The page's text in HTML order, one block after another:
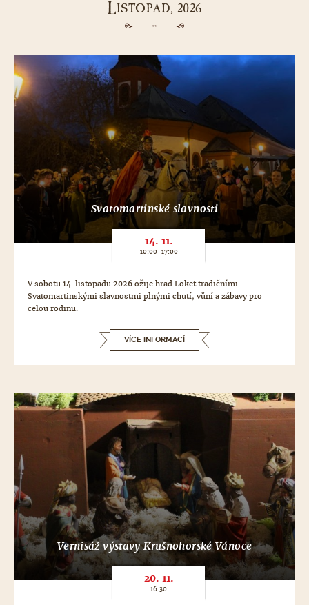
LISTOPAD, 2026
Svatomartinské slavnosti
14. 11.
10:00-17:00
V sobotu 14. listopadu 2026 ožije hrad Loket tradičními
Svatomartinskými slavnostmi plnými chutí, vůní a zábavy pro
celou rodinu.
VÍCE INFORMACÍ
Vernisáž výstavy Krušnohorské Vánoce
20. 11.
16:30